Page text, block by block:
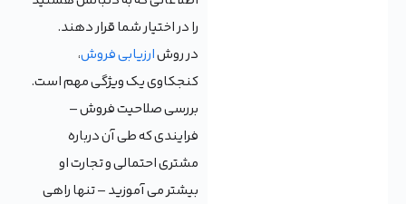
را در اختیار شما قرار دهند.
در روشارزیابی فروش،
کنجکاوی یک ویژگی مهم است.
بررسی صلاحیت فروش –
فرایندی که طی آن درباره
مشتری احتمالی و تجارت او
بیشتر می آموزید – تنها راهی